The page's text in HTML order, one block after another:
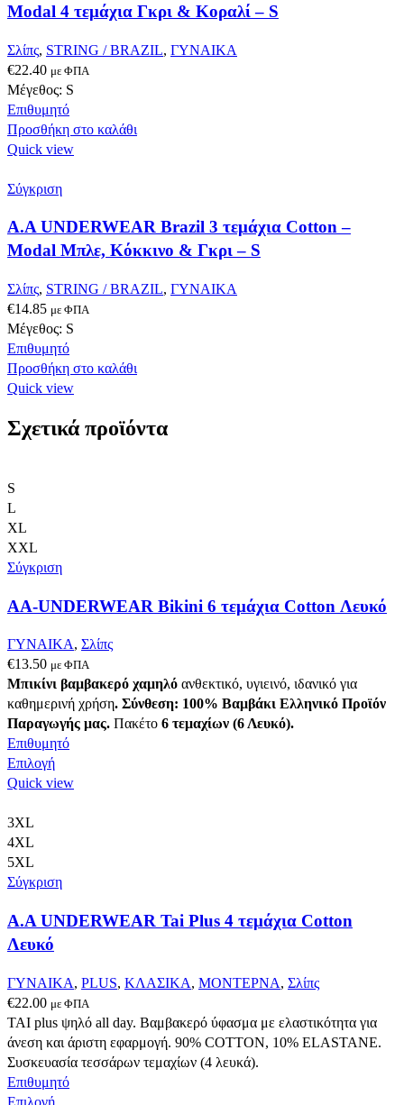
Modal 4 τεμάχια Γκρι & Κοραλί – S
Σλίπς, STRING / BRAZIL, ΓΥΝΑΙΚΑ
€22.40 με ΦΠΑ
Μέγεθος: S
Επιθυμητό
Προσθήκη στο καλάθι
Quick view
Σύγκριση
A.A UNDERWEAR Brazil 3 τεμάχια Cotton –
Modal Μπλε, Κόκκινο & Γκρι – S
Σλίπς, STRING / BRAZIL, ΓΥΝΑΙΚΑ
€14.85 με ΦΠΑ
Μέγεθος: S
Επιθυμητό
Προσθήκη στο καλάθι
Quick view
Σχετικά προϊόντα
S
L
XL
XXL
Σύγκριση
AA-UNDERWEAR Bikini 6 τεμάχια Cotton Λευκό
ΓΥΝΑΙΚΑ, Σλίπς
€13.50 με ΦΠΑ
Μπικίνι βαμβακερό χαμηλό ανθεκτικό, υγιεινό, ιδανικό για
καθημερινή χρήση. Σύνθεση: 100% Βαμβάκι Ελληνικό Προϊόν
Παραγωγής μας. Πακέτο 6 τεμαχίων (6 Λευκό).
Επιθυμητό
ΕπιλογήΑυτό
το
Οι
μπορούν
στη
σελίδα
του
προϊόντος
Quick view
3XL
4XL
5XL
Σύγκριση
A.A UNDERWEAR Tai Plus 4 τεμάχια Cotton
Λευκό
ΓΥΝΑΙΚΑ, PLUS, ΚΛΑΣΙΚΑ, ΜΟΝΤΕΡΝΑ, Σλίπς
€22.00 με ΦΠΑ
ΤΑΙ plus ψηλό all day. Βαμβακερό ύφασμα με ελαστικότητα για
άνεση και άριστη εφαρμογή. 90% COTTON, 10% ELASTANΕ.
Συσκευασία τεσσάρων τεμαχίων (4 λευκά).
Επιθυμητό
ΕπιλογήΑυτό